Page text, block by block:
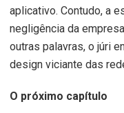
aplicativo. Contudo, a
negligência da
outras palavras, o júri
design viciante das
O próximo capítulo